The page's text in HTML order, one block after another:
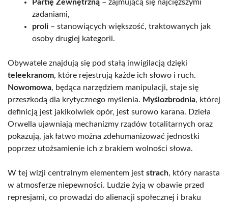
Partię Zewnętrzną – zajmującą się najcięższymi
zadaniami,
proli – stanowiących większość, traktowanych jak
osoby drugiej kategorii.
Obywatele znajdują się pod stałą inwigilacją dzięki
teleekranom, które rejestrują każde ich słowo i ruch.
Nowomowa, będąca narzędziem manipulacji, staje się
przeszkodą dla krytycznego myślenia. Myślozbrodnia, której
definicją jest jakikolwiek opór, jest surowo karana. Dzieła
Orwella ujawniają mechanizmy rządów totalitarnych oraz
pokazują, jak łatwo można zdehumanizować jednostki
poprzez utożsamienie ich z brakiem wolności słowa.
W tej wizji centralnym elementem jest strach, który narasta
w atmosferze niepewności. Ludzie żyją w obawie przed
represjami, co prowadzi do alienacji społecznej i braku